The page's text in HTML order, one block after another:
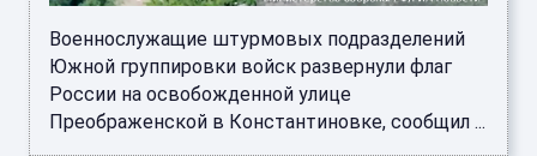
Военнослужащие штурмовых подразделений
Южной группировки войск развернули флаг
России на освобожденной улице
Преображенской в Константиновке, сообщил ...